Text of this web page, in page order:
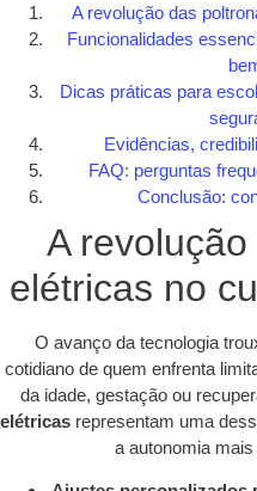
A revolução das
Funcionalidades
Dicas práticas para
Evidências,
FAQ: perguntas
Conclusão:
A
elétricas no
O avanço da tecnologia
cotidiano de quem enfrenta
da idade, gestação ou
elétricas representam uma
a autonomia